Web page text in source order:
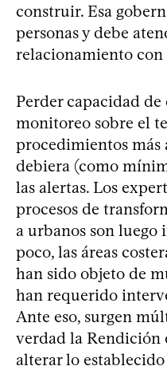
construir. Esa
personas y debe
relacionamiento con
Perder capacidad
monitoreo sobre el
procedimientos más
debiera (como
las alertas. Los
procesos de
a urbanos son luego
poco, las áreas
han sido objeto de
han requerido
Ante eso, surgen
verdad la Rendición
alterar lo